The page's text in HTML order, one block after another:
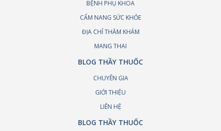
BỆNH PHỤ KHOA
CẨM NANG SỨC KHỎE
ĐỊA CHỈ THĂM KHÁM
MANG THAI
BLOG THẦY THUỐC
CHUYÊN GIA
GIỚI THIỆU
LIÊN HỆ
BLOG THẦY THUỐC